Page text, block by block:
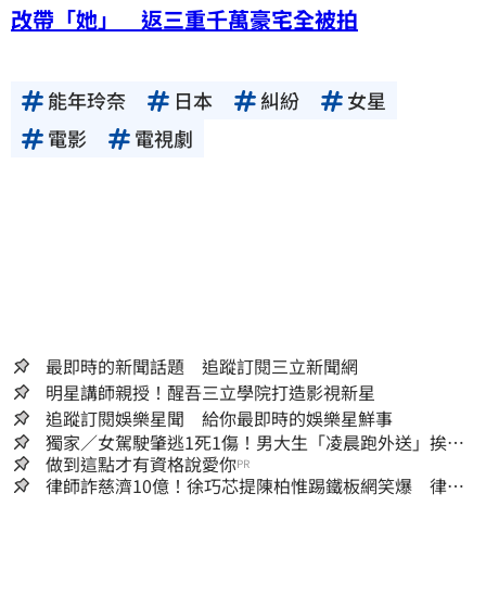
改帶「她」 返三重千萬豪宅全被拍
能年玲奈 日本 糾紛
女星
電影
電視劇
最即時的新聞話題 追蹤訂閱三立新聞網
明星講師親授！醒吾三立學院打造影視新星
追蹤訂閱娛樂星聞 給你最即時的娛樂星鮮事
獨家／女駕駛肇逃1死1傷！男大生「凌晨跑外送」挨
撞 媽淚：家快瓦解
做到這點才有資格說愛你PR
律師詐慈濟10億！徐巧芯提陳柏惟踢鐵板網笑爆 律師